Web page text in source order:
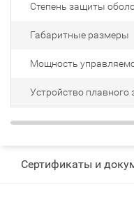
Степень защиты
Габаритные размеры
Мощность
Устройство плавного
Сертификаты и